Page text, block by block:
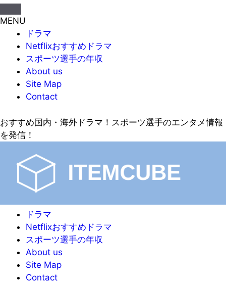
MENU
ドラマ
Netflixおすすめドラマ
スポーツ選手の年収
About us
Site Map
Contact
おすすめ国内・海外ドラマ！スポーツ選手のエンタメ情報
を発信！
ドラマ
Netflixおすすめドラマ
スポーツ選手の年収
About us
Site Map
Contact